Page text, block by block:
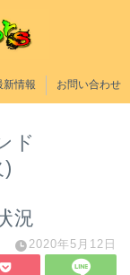
新情報 お問い合わせ
ド
)
況
2020年5月12日